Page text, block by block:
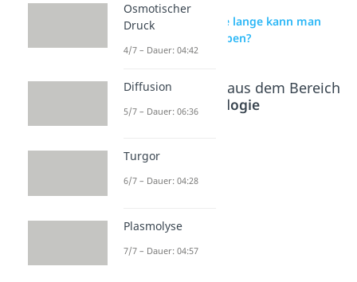
zur Videoseite: Wie lange kann man
ohne Essen überleben?
Beliebte Inhalte aus dem Bereich
Cytologie
Wie
lange
ohne
Trinken
ozess
Osmotischer
Druck
4/7 – Dauer: 04:42
Diffusion
5/7 – Dauer: 06:36
Turgor
6/7 – Dauer: 04:28
Plasmolyse
7/7 – Dauer: 04:57